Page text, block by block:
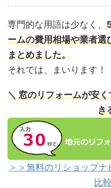
専門的な用語は少なく、
ームの費用相場や業者選
まとめました。
それでは、まいります！
＼ 窓のリフォームが安
き
＞＞無料のリショップ
比